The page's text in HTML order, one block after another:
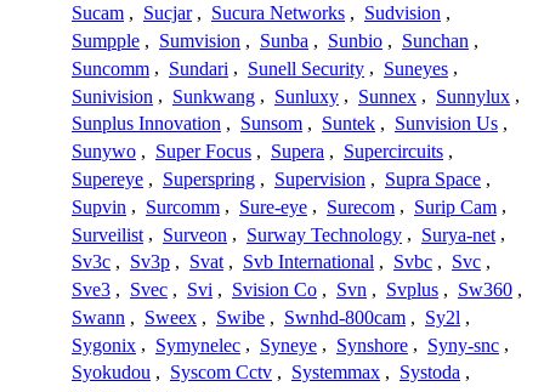
Sucam , Sucjar , Sucura Networks , Sudvision ,
Sumpple , Sumvision , Sunba , Sunbio , Sunchan ,
Suncomm , Sundari , Sunell Security , Suneyes ,
Sunivision , Sunkwang , Sunluxy , Sunnex , Sunnylux ,
Sunplus Innovation , Sunsom , Suntek , Sunvision Us ,
Sunywo , Super Focus , Supera , Supercircuits ,
Supereye , Superspring , Supervision , Supra Space ,
Supvin , Surcomm , Sure-eye , Surecom , Surip Cam ,
Surveilist , Surveon , Surway Technology , Surya-net ,
Sv3c , Sv3p , Svat , Svb International , Svbc , Svc ,
Sve3 , Svec , Svi , Svision Co , Svn , Svplus , Sw360 ,
Swann , Sweex , Swibe , Swnhd-800cam , Sy2l ,
Sygonix , Symynelec , Syneye , Synshore , Syny-snc ,
Syokudou , Syscom Cctv , Systemmax , Systoda ,